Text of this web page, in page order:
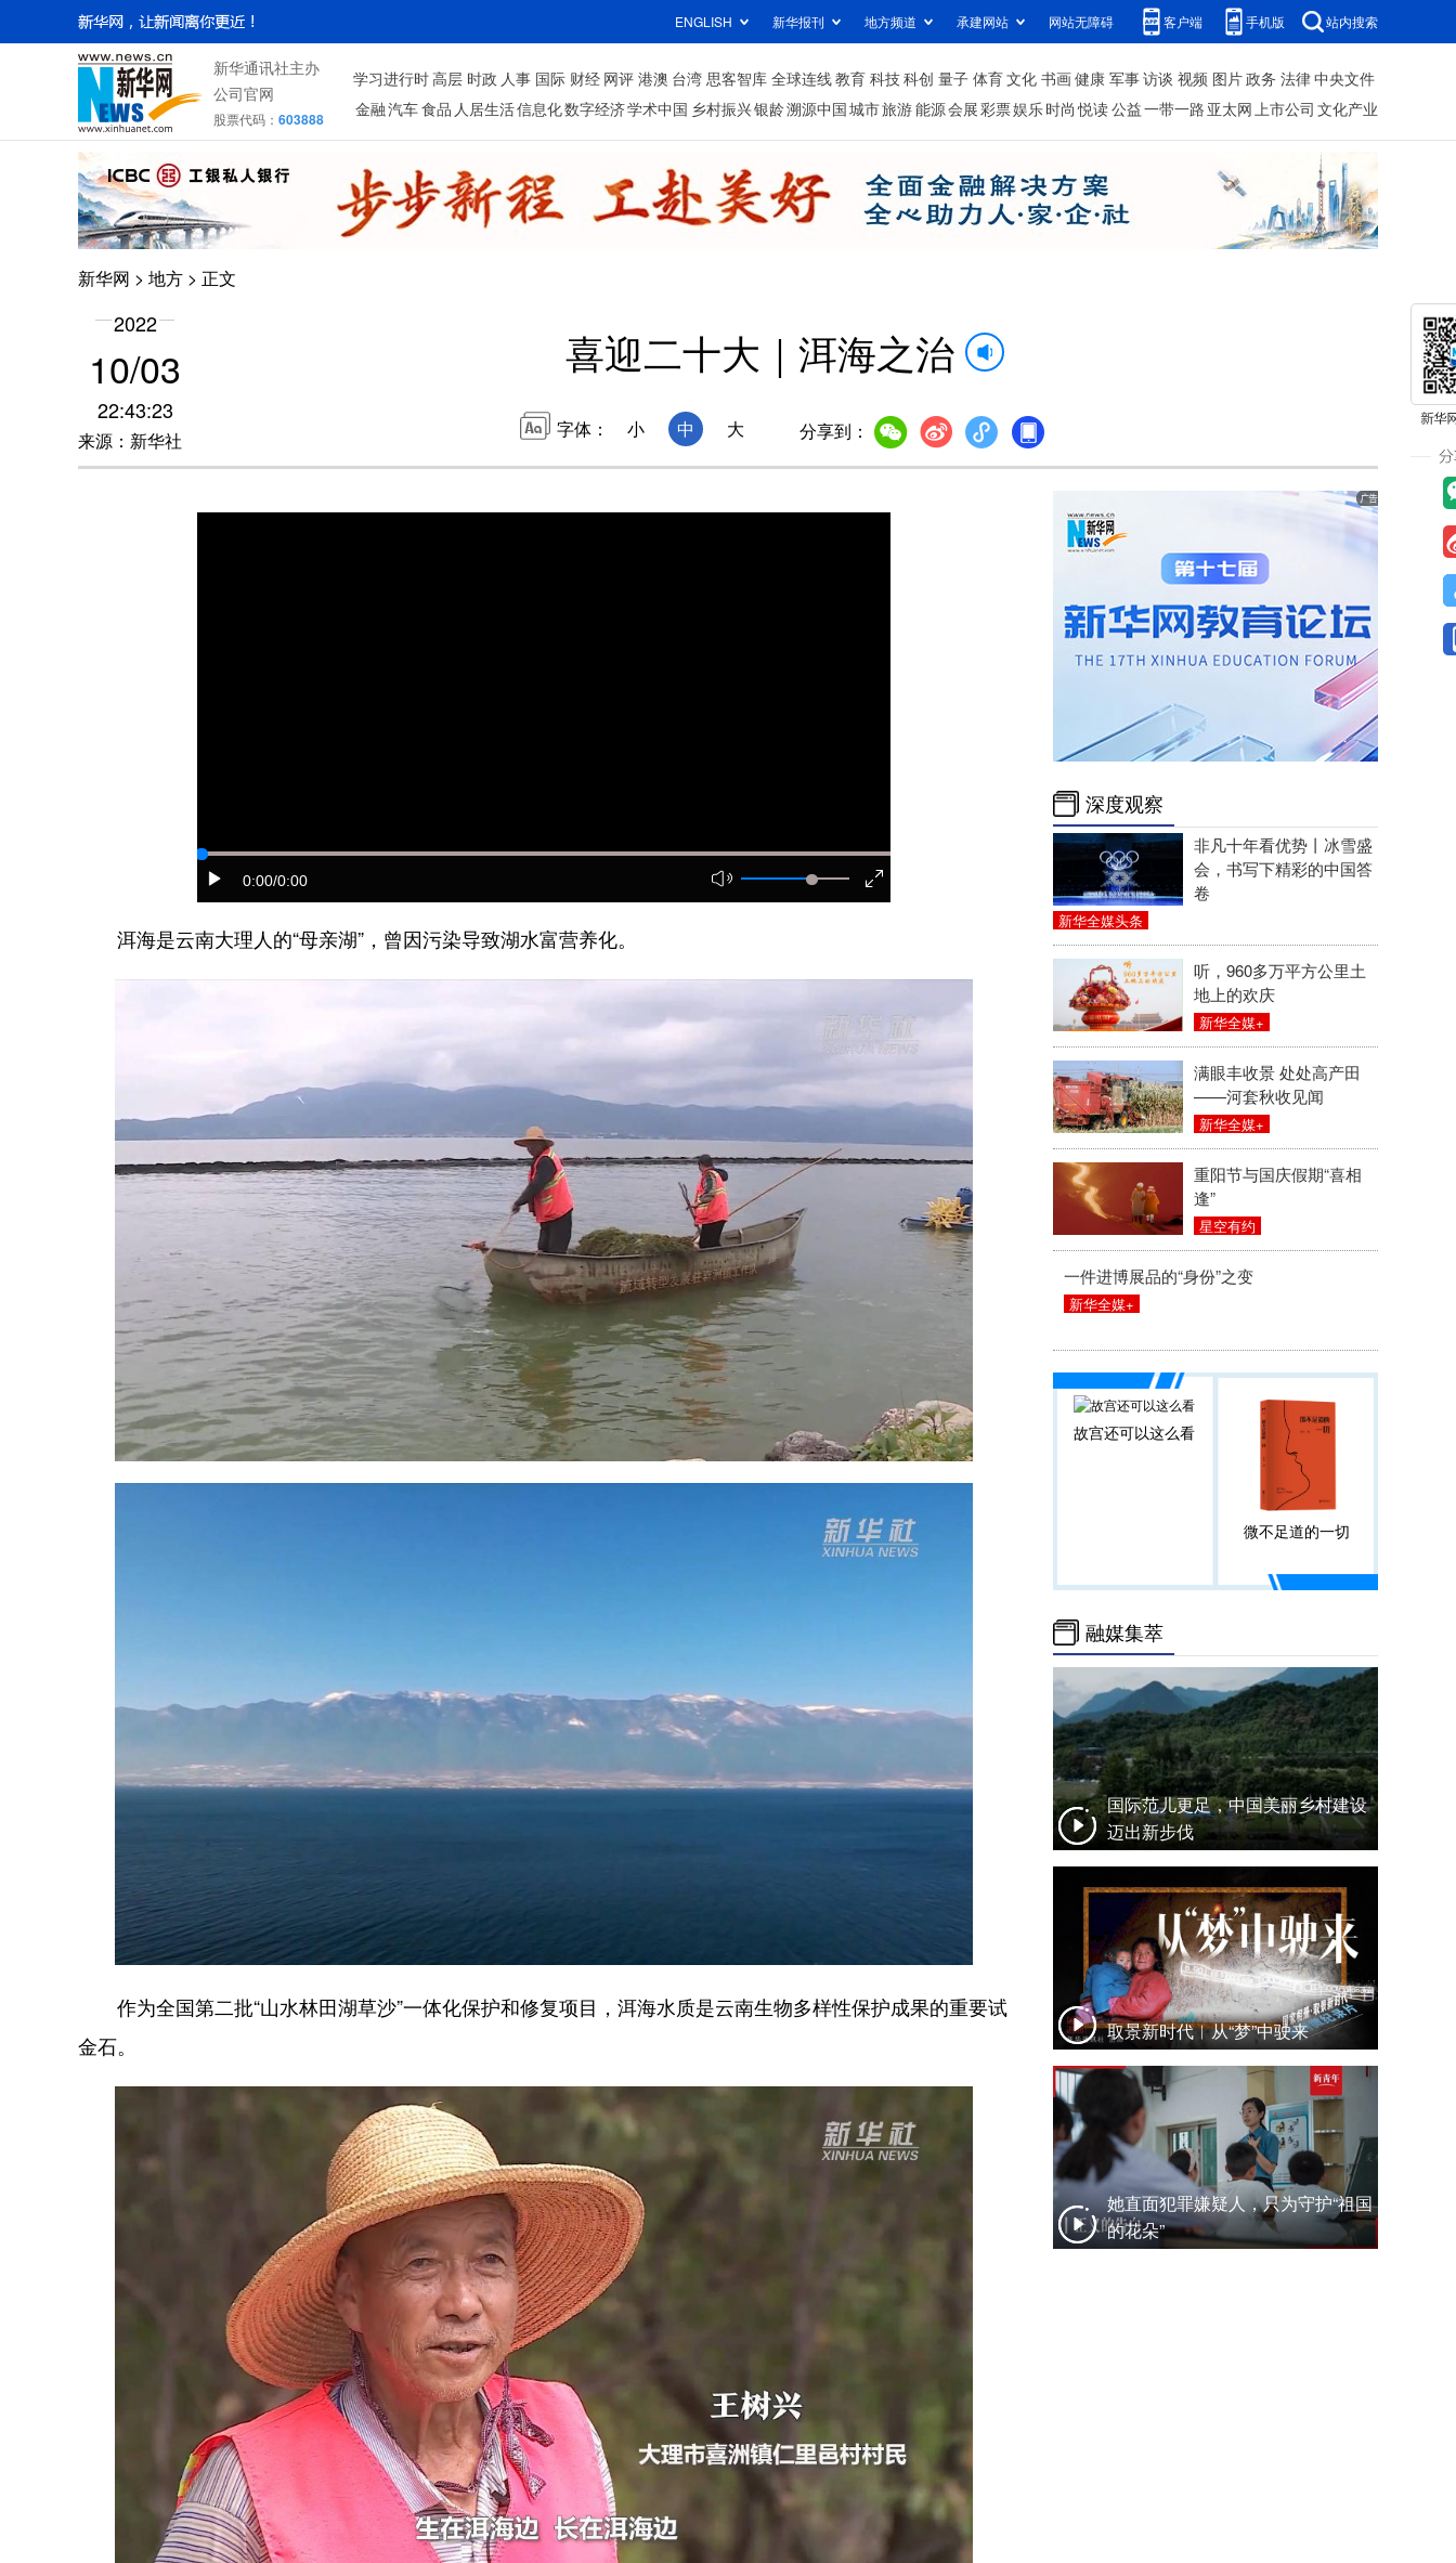
ENGLISH 新华报刊 地方频道 承建网站 网站无障碍 客户端 手机版 站内搜索
新华通讯社主办
公司官网
股票代码： 603888
学习进行时高层 时政 人事 国际 财经 网评 港澳 台湾 思客智库 全球连线教育 科技科创 量子 体育文化 书画健康 军事访谈 视频 图片政务 法律中央文件
金融汽车食品 人居生活信息化数字经济学术中国 乡村振兴银龄溯源中国城市旅游能源会展彩票娱乐时尚 悦读公益一带一路 亚太网上市公司 文化产业
新华网 > 地方 > 正文
2022
10/03
22:43:23
来源：新华社
喜迎二十大｜洱海之治
字体： 小 中 大 分享到：
0:00/0:00
洱海是云南大理人的“母亲湖”，曾因污染导致湖水富营养化。
作为全国第二批“山水林田湖草沙”一体化保护和修复项目，洱海水质是云南生物多样性保护成果的重要试
金石。
深度观察
非凡十年看优势丨冰雪盛
会，书写下精彩的中国答
卷
新华全媒头条
听，960多万平方公里土
地上的欢庆
新华全媒+
满眼丰收景 处处高产田
——河套秋收见闻
新华全媒+
重阳节与国庆假期“喜相
逢”
星空有约
一件进博展品的“身份”之变
新华全媒+
故宫还可以这么看
微不足道的一切
融媒集萃
国际范儿更足，中国美丽乡村建设
迈出新步伐
取景新时代︱从“梦”中驶来
她直面犯罪嫌疑人，只为守护“祖国
的花朵”